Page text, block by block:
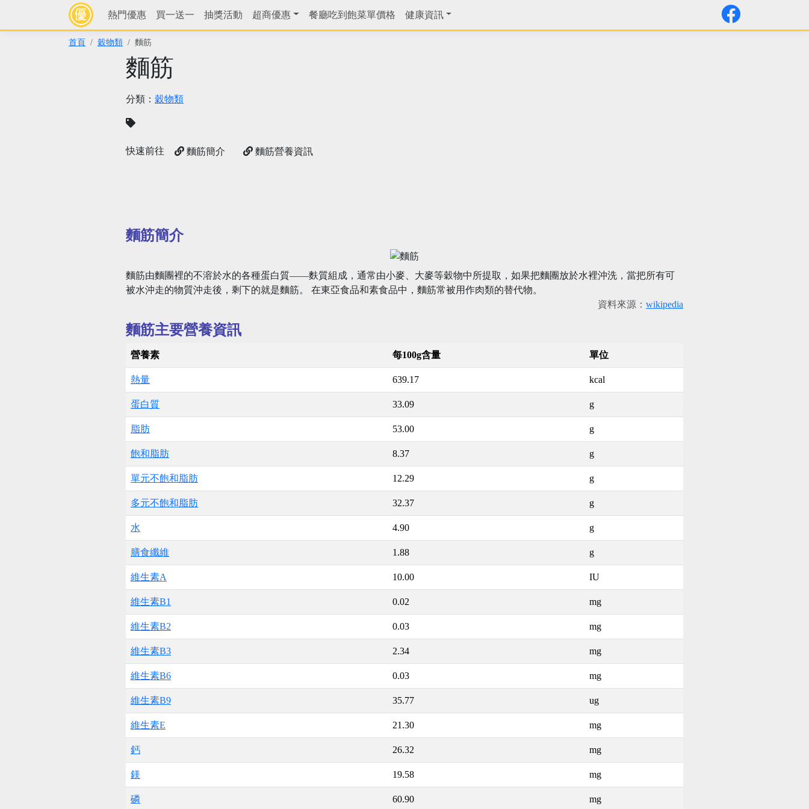
熱門優惠 買一送一 抽獎活動 超商優惠 餐廳吃到飽菜單價格 健康資訊
首頁 穀物類 麵筋
麵筋
分類： 穀物類
快速前往 麵筋簡介 麵筋營養資訊
麵筋簡介
麵筋由麵團裡的不溶於水的各種蛋白質——麩質組成，通常由小麥、大麥等穀物中所提取，如果把麵團放於水裡沖洗，當把所有可
被水沖走的物質沖走後，剩下的就是麵筋。 在東亞食品和素食品中，麵筋常被用作肉類的替代物。
資料來源： wikipedia
麵筋主要營養資訊
營養素 每100g含量 單位
熱量 639.17 kcal
蛋白質 33.09 g
脂肪 53.00 g
飽和脂肪 8.37 g
單元不飽和脂肪 12.29 g
多元不飽和脂肪 32.37 g
水 4.90 g
膳食纖維 1.88 g
維生素A 10.00 IU
維生素B1 0.02 mg
維生素B2 0.03 mg
維生素B3 2.34 mg
維生素B6 0.03 mg
維生素B9 35.77 ug
維生素E 21.30 mg
鈣 26.32 mg
鎂 19.58 mg
磷 60.90 mg